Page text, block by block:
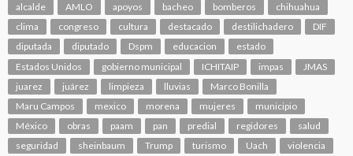
alcalde AMLO apoyos bacheo bomberos
chihuahua
clima
congreso cultura destacado destilichadero
DIF
diputada
diputado Dspm educacion
estado
Estados Unidos
gobierno municipal ICHITAIP impas
JMAS
juarez
juárez limpieza lluvias
Marco Bonilla
Maru Campos
mexico morena mujeres
municipio
México
obras paam pan predial regidores
salud
seguridad
sheinbaum Trump turismo Uach violencia